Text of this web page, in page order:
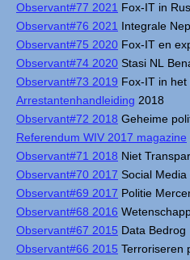
Observant#77 2021 Fox-IT in
Observant#76 2021 Integrale
Observant#75 2020 Fox-IT en
Observant#74 2020 Stasi NL
Observant#73 2019 Fox-IT in
Arrestantenhandleiding 2018
Observant#72 2018 Geheime
Referendum WIV 2017 magazine
Observant#71 2018 Niet
Observant#70 2017 Social
Observant#69 2017 Politie
Observant#68 2016
Observant#67 2015 Data Bedrog
Observant#66 2015 Terroriseren